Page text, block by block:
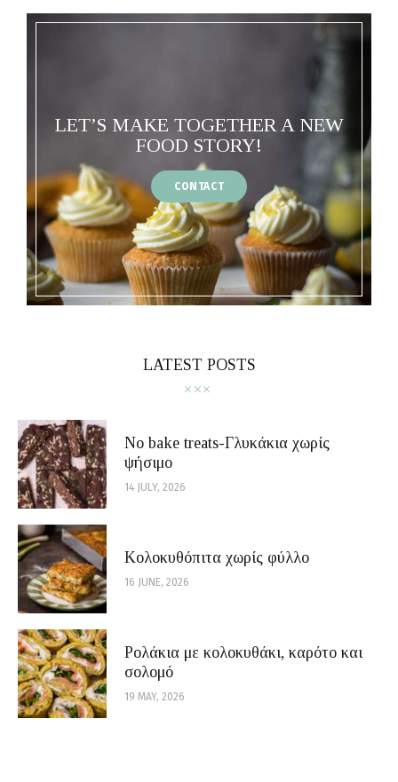
LET’S MAKE TOGETHER A NEW
FOOD STORY!
CONTACT
LATEST POSTS
No bake treats-Γλυκάκια χωρίς
ψήσιμο
14 JULY, 2026
Κολοκυθόπιτα χωρίς φύλλο
16 JUNE, 2026
Ρολάκια με κολοκυθάκι, καρότο και
σολομό
19 MAY, 2026